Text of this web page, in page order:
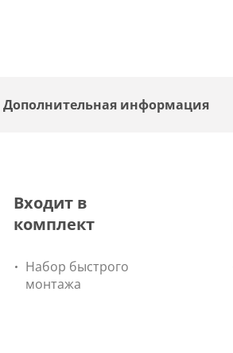
Дополнительная информация
Входит в
комплект
Набор быстрого
монтажа